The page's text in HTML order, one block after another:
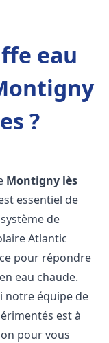
eau
?
Montigny lès
essentiel de
de
Atlantic
pour répondre
eau chaude.
notre équipe de
est à
pour vous